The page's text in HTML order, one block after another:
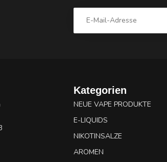
Kategorien
NEUE VAPE PRODUKTE
E-LIQUIDS
NIKOTINSALZE
AROMEN